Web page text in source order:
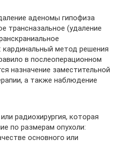
аденомы гипофиза
трансназальное (удаление
кардинальный метод решения
в послеоперационном
назначение заместительной
а также наблюдение
радиохирургия, которая
по размерам опухоли:
основного или